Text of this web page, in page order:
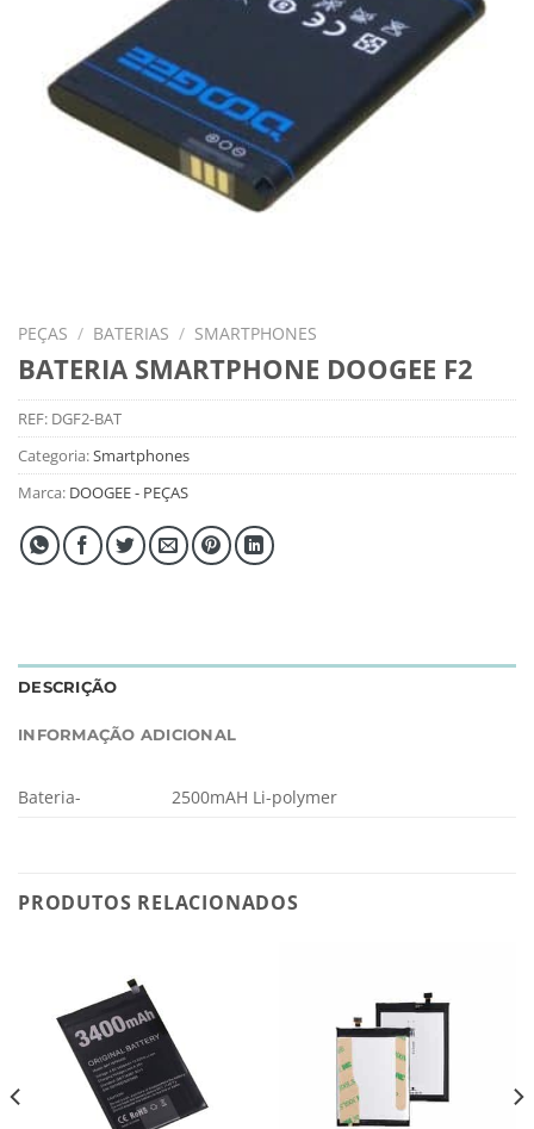
PEÇAS / BATERIAS / SMARTPHONES
BATERIA SMARTPHONE DOOGEE F2
REF: DGF2-BAT
Categoria:Smartphones
Marca: DOOGEE - PEÇAS
DESCRIÇÃO
INFORMAÇÃO ADICIONAL
Bateria- 2500mAH Li-polymer
PRODUTOS RELACIONADOS